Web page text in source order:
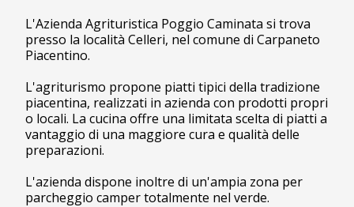
L'Azienda Agrituristica Poggio Caminata si trova
presso la località Celleri, nel comune di Carpaneto
Piacentino.
L'agriturismo propone piatti tipici della tradizione
piacentina, realizzati in azienda con prodotti propri
o locali. La cucina offre una limitata scelta di piatti a
vantaggio di una maggiore cura e qualità delle
preparazioni.
L'azienda dispone inoltre di un'ampia zona per
parcheggio camper totalmente nel verde.